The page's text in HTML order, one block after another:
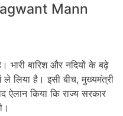
Mann
भारी बारिश और नदियों के बढ़े
लिया है। इसी बीच, मुख्यमंत्री
ऐलान किया कि राज्य सरकार